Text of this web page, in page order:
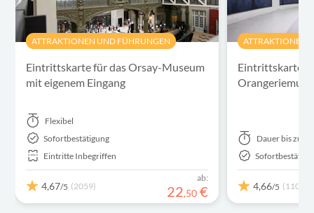
ATTRAKTIONEN UND FÜHRUNGEN
Eintrittskarte für das Orsay-Museum
mit eigenem Eingang
Flexibel
Sofortbestätigung
Eintritte Inbegriffen
4,67/5 (2059)
ab:
22,50 €
ATTRAKTIONEN
Eintrittskarten
Dauer bis zu
4,66/5 (1102)